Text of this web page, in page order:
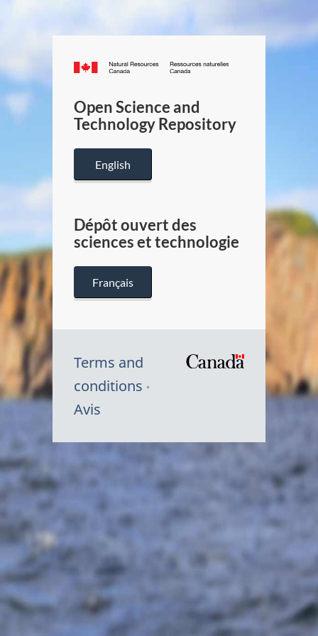
Canada.ca
/
Canada
Open Science and
Technology Repository
English
Dépôt ouvert des
sciences et technologie
Français
Terms and
conditions
Avis
Symbole
Canada